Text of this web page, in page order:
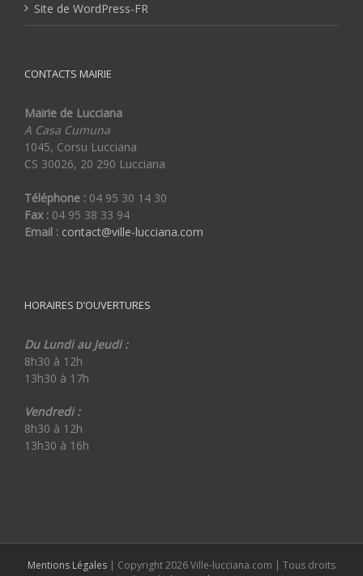
Site de WordPress-FR
CONTACTS MAIRIE
Mairie de Lucciana
A Casa Cumuna
1045, Corsu Lucciana
CS 30026, 20 290 Lucciana
Téléphone : 04 95 30 14 30
Fax : 04 95 38 33 94
Email : contact@ville-lucciana.com
HORAIRES D’OUVERTURES
Du Lundi au Jeudi :
8h30 à 12h
13h30 à 17h
Vendredi :
8h30 à 12h
13h30 à 16h
Mentions Légales | Copyright 2026 Ville-lucciana.com | Tous droits